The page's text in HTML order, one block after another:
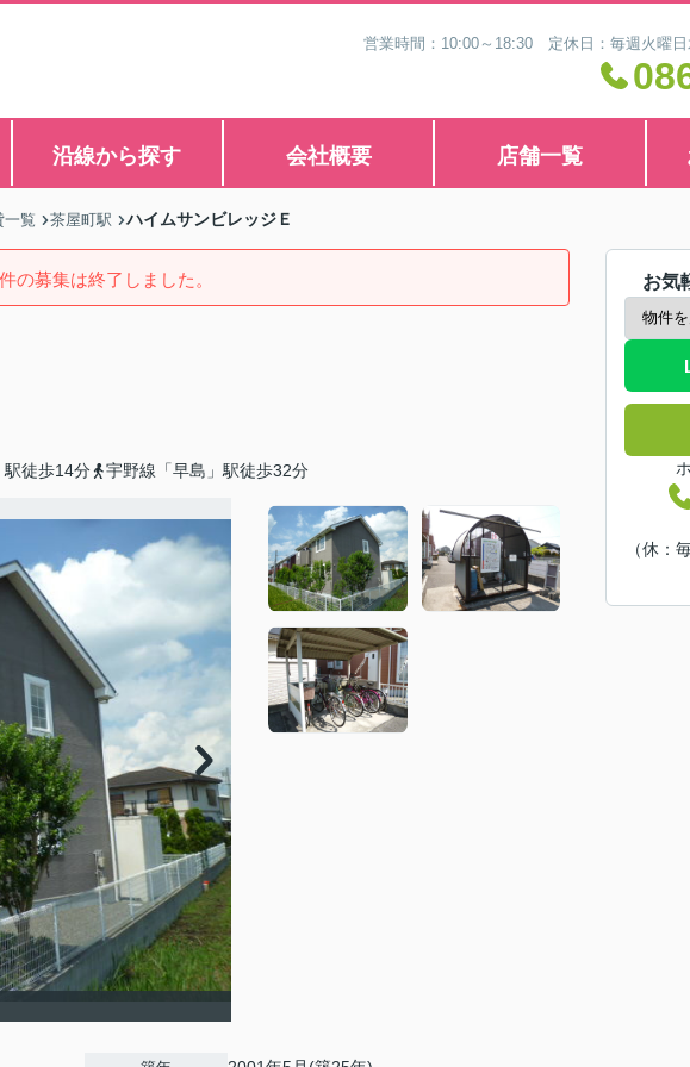
営業時間：10:00～18:30 定休日：毎週火曜
沿線から探す 会社概要 店舗一覧
一覧 茶屋町駅 ハイムサンビレッジＥ
の募集は終了しました。
駅徒歩14分 宇野線「早島」駅徒歩32分
お気
（休：